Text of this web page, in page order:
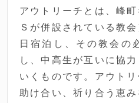
アウトリーチとは、峰
Ｓが併設されている教
日宿泊し、その教会の
し、中高生が互いに協
いくものです。アウト
助け合い、祈り合う恵